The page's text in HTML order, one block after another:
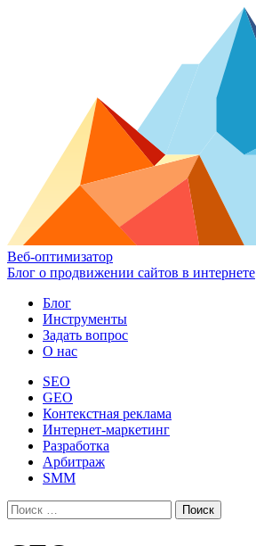
Веб-оптимизатор
Блог о продвижении сайтов в интернете
Блог
Инструменты
Задать вопрос
О нас
SEO
GEO
Контекстная реклама
Интернет-маркетинг
Разработка
Арбитраж
SMM
Найти: